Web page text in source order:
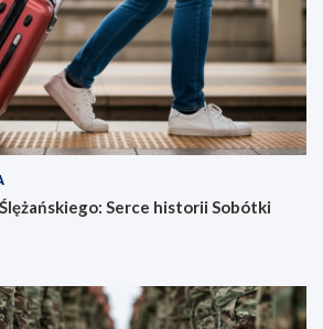
Serce historii Sobótki